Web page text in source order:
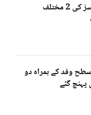
بلوچستان میں سکیورٹی فورسز کی 2 مختلف
وفد کے ہمراہ دو
گئے